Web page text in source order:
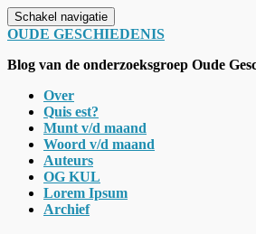
Schakel navigatie
OUDE GESCHIEDENIS
Blog van de onderzoeksgroep Oude
Over
Quis est?
Munt v/d maand
Woord v/d maand
Auteurs
OG KUL
Lorem Ipsum
Archief